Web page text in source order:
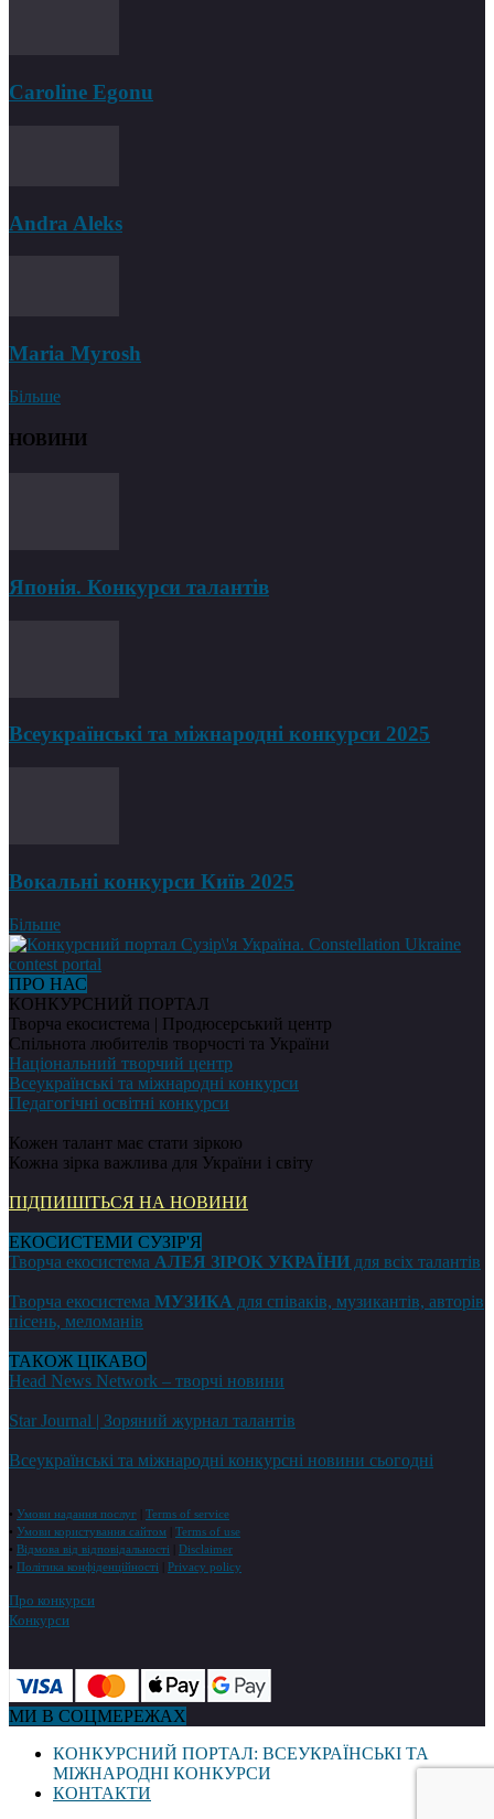
Caroline Egonu
Andra Aleks
Maria Myrosh
Більше
НОВИНИ
Японія. Конкурси талантів
Всеукраїнські та міжнародні конкурси 2025
Вокальні конкурси Київ 2025
Більше
ПРО НАС
КОНКУРСНИЙ ПОРТАЛ
Творча екосистема | Продюсерський центр
Спільнота любителів творчості та України
Національний творчий центр
Всеукраїнські та міжнародні конкурси
Педагогічні освітні конкурси
Кожен талант має стати зіркою
Кожна зірка важлива для України і світу
ПІДПИШІТЬСЯ НА НОВИНИ
ЕКОСИСТЕМИ СУЗІР'Я
Творча екосистема АЛЕЯ ЗІРОК УКРАЇНИ для всіх талантів
Творча екосистема МУЗИКА для співаків, музикантів, авторів
пісень, меломанів
ТАКОЖ ЦІКАВО
Head News Network – творчі новини
Star Journal | Зоряний журнал талантів
Всеукраїнські та міжнародні конкурсні новини сьогодні
• Умови надання послуг
Terms of service
• Умови користування сайтом
Terms of use
• Відмова від відповідальності
Disclaimer
• Політика конфіденційності Privacy policy
Про конкурси
Конкурси
МИ В СОЦМЕРЕЖАХ
КОНКУРСНИЙ ПОРТАЛ: ВСЕУКРАЇНСЬКІ ТА
МІЖНАРОДНІ КОНКУРСИ
КОНТАКТИ